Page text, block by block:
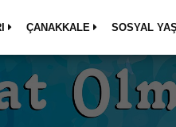
ÇANAKKALE SOSYAL